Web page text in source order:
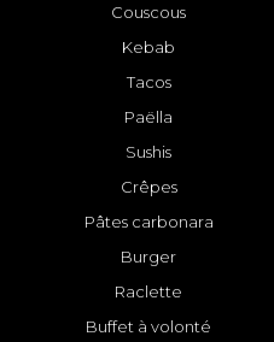
Couscous
Kebab
Tacos
Paëlla
Sushis
Crêpes
Pâtes carbonara
Burger
Raclette
Buffet à volonté